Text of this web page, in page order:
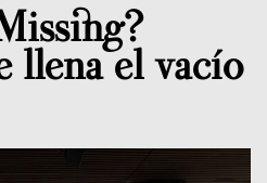
llena el vacío